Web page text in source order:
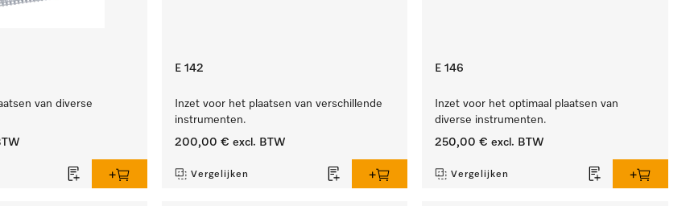
van diverse
E 142
Inzet voor het plaatsen van verschillende
instrumenten.
200,00 € excl. BTW
Vergelijken
E 146
Inzet voor het optimaal plaatsen van
diverse instrumenten.
250,00 € excl. BTW
Vergelijken